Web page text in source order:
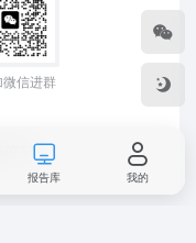
信进群
报告库 我的